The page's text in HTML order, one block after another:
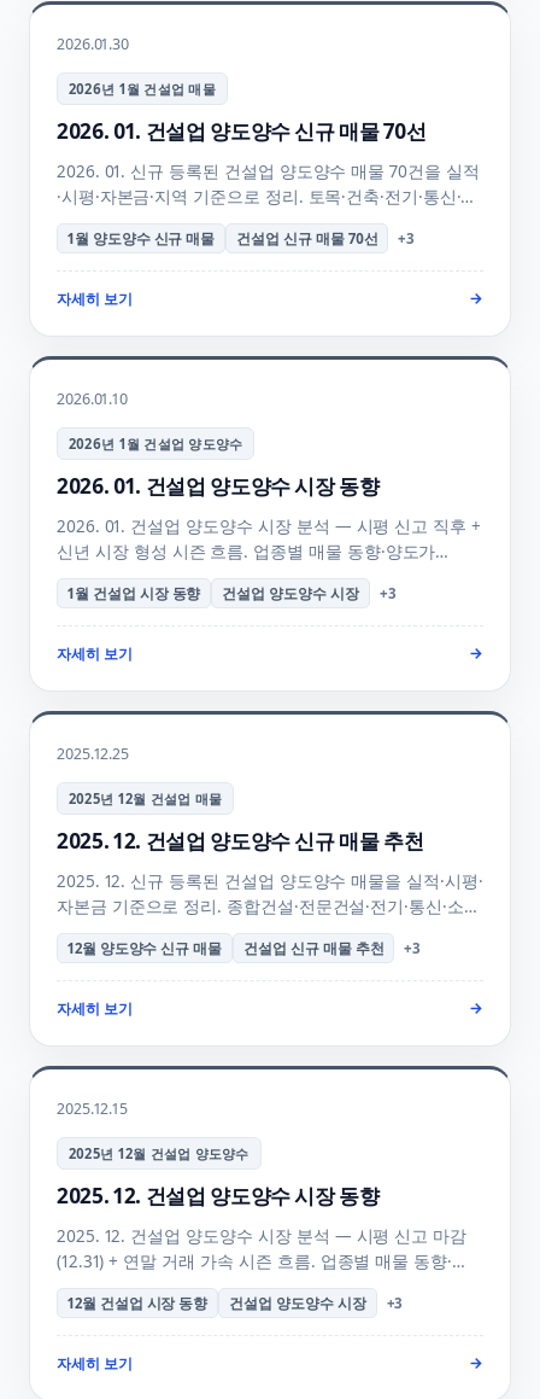
2026.01.30
2026년 1월 건설업 매물
2026. 01. 건설업 양도양수 신규 매물 70선
2026. 01. 신규 등록된 건설업 양도양수 매물 70건을 실적
·시평·자본금·지역 기준으로 정리. 토목·건축·전기·통신·
소방 업종별 매물 + 양수자 우선 검토 포인트 + 7/31 시평
공시 직전 골든타임 + 양수 의향 등록 + 매물 검색 안내.
1월 양도양수 신규 매물 건설업 신규 매물 70선 +3
자세히 보기 →
2026.01.10
2026년 1월 건설업 양도양수
2026. 01. 건설업 양도양수 시장 동향
2026. 01. 건설업 양도양수 시장 분석 — 시평 신고 직후 +
신년 시장 형성 시즌 흐름. 업종별 매물 동향·양도가
협상력·양수자 의사결정 시기·2월 전망까지
행정사사무소하랑이 정리한 월간 리포트 + FAQ + 매물
검색 안내. 신규 매물 자동 알림 안내.
1월 건설업 시장 동향 건설업 양도양수 시장 +3
자세히 보기 →
2025.12.25
2025년 12월 건설업 매물
2025. 12. 건설업 양도양수 신규 매물 추천
2025. 12. 신규 등록된 건설업 양도양수 매물을 실적·시평·
자본금 기준으로 정리. 종합건설·전문건설·전기·통신·소방
업종별 매물 + 시평 신고 마감(12.31) + 연말 거래 가속
양수 골든타임 + 양수 의향 등록 + 매물 검색 + FAQ 안내.
12월 양도양수 신규 매물 건설업 신규 매물 추천 +3
자세히 보기 →
2025.12.15
2025년 12월 건설업 양도양수
2025. 12. 건설업 양도양수 시장 동향
2025. 12. 건설업 양도양수 시장 분석 — 시평 신고 마감
(12.31) + 연말 거래 가속 시즌 흐름. 업종별 매물 동향·
양도가 협상력·양수자 의사결정 시기·다음 분기 전망까지
행정사사무소하랑이 정리한 월간 리포트 + FAQ + 매물
검색 안내.
12월 건설업 시장 동향 건설업 양도양수 시장 +3
자세히 보기 →